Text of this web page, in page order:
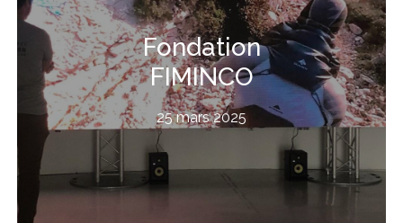
Fondation
FIMINCO
25 mars 2025